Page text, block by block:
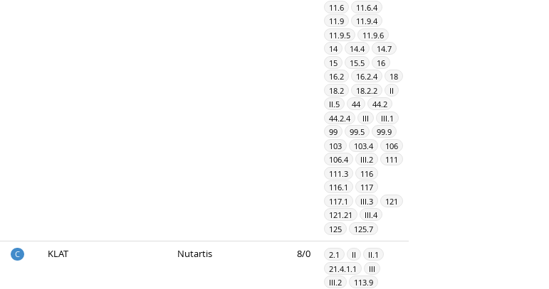
11.6
11.6.4
11.9
11.9.4
11.9.5
11.9.6
14
14.4
14.7
15
15.5
16
16.2
16.2.4
18
18.2
18.2.2
II
II.5
44
44.2
44.2.4
III
III.1
99
99.5
99.9
103
103.4
106
106.4
III.2
111
111.3
116
116.1
117
117.1
III.3
121
121.21
III.4
125
125.7
C KLAT Nutartis 8/0 2.1 II
II.1
21.4.1.1
III
III.2
113.9